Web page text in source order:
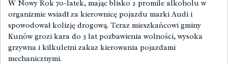
W Nowy Rok 70-latek, mając blisko 2 promile alkoholu w
organizmie wsiadł za kierownicę pojazdu marki Audi i
spowodował kolizję drogową. Teraz mieszkańcowi gminy
Kunów grozi kara do 3 lat pozbawienia wolności, wysoka
grzywna i kilkuletni zakaz kierowania pojazdami
mechanicznymi.